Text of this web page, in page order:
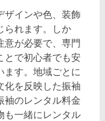
ザインや色、装飾
られます。しか
意が必要で、専門
とで初心者でも安
ます。地域ごとに
化を反映した振袖
袖のレンタル料金
も一緒にレンタル